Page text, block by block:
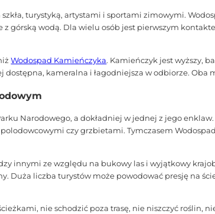
turystyką, artystami i sportami zimowymi.
górską wodą. Dla wielu osób jest pierwszym
Wodospad Kamieńczyka. Kamieńczyk jest wyższy,
kameralna i łagodniejsza w odbiorze. Oba
Narodowego, a dokładniej w jednej z jego enklaw.
czy grzbietami. Tymczasem
innymi ze względu na bukowy las i wyjątkowy
Duża liczba turystów może powodować presję na
nie schodzić poza trasę, nie niszczyć roślin,